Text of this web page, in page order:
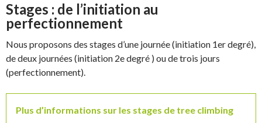
Stages : de l’initiation au
perfectionnement
Nous proposons des stages d’une journée (initiation 1er degré),
de deux journées (initiation 2e degré ) ou de trois jours
(perfectionnement).
Plus d’informations sur les stages de tree climbing